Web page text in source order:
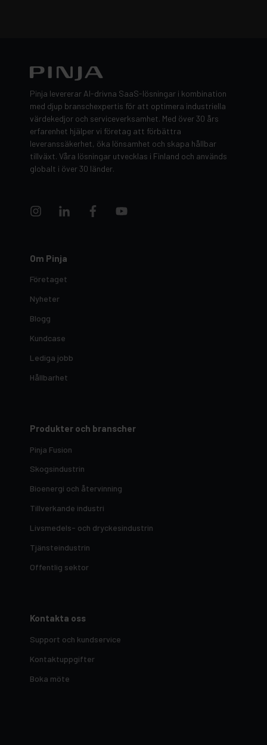
Pinja levererar AI-drivna SaaS-lösningar i kombination
med djup branschexpertis för att optimera industriella
värdekedjor och serviceverksamhet. Med över 30 års
erfarenhet hjälper vi företag att förbättra
leveranssäkerhet, öka lönsamhet och skapa hållbar
tillväxt. Våra lösningar utvecklas i Finland och används
globalt i över 30 länder.
Om Pinja
Företaget
Nyheter
Blogg
Kundcase
Lediga jobb
Hållbarhet
Produkter och branscher
Pinja Fusion
Skogsindustrin
Bioenergi och återvinning
Tillverkande industri
Livsmedels- och dryckesindustrin
Tjänsteindustrin
Offentlig sektor
Kontakta oss
Support och kundservice
Kontaktuppgifter
Boka möte